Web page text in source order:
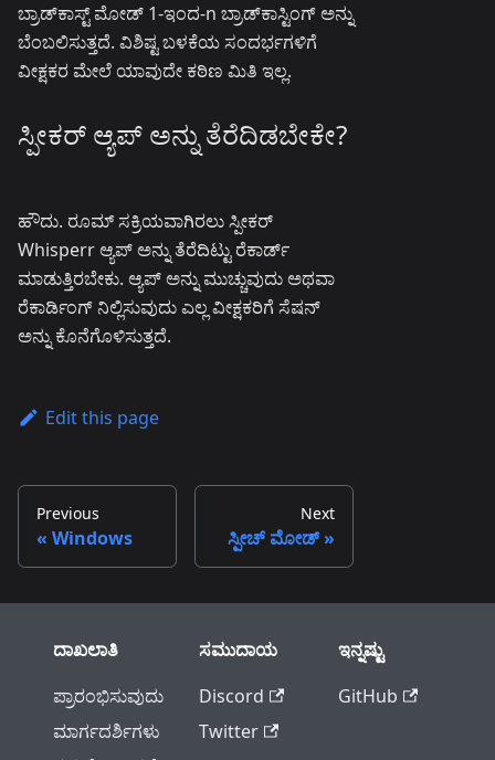
ಬ್ರಾಡ್‌ಕಾಸ್ಟ್ ಮೋಡ್ 1-ಇಂದ-n ಬ್ರಾಡ್‌ಕಾಸ್ಟಿಂಗ್ ಅನ್ನು
ಬೆಂಬಲಿಸುತ್ತದೆ. ವಿಶಿಷ್ಟ ಬಳಕೆಯ ಸಂದರ್ಭಗಳಿಗೆ
ವೀಕ್ಷಕರ ಮೇಲೆ ಯಾವುದೇ ಕಠಿಣ ಮಿತಿ ಇಲ್ಲ.
ಸ್ಪೀಕರ್ ಆ್ಯಪ್ ಅನ್ನು ತೆರೆದಿಡಬೇಕೇ?
ಹೌದು. ರೂಮ್ ಸಕ್ರಿಯವಾಗಿರಲು ಸ್ಪೀಕರ್
Whisperr ಆ್ಯಪ್ ಅನ್ನು ತೆರೆದಿಟ್ಟು ರೆಕಾರ್ಡ್
ಮಾಡುತ್ತಿರಬೇಕು. ಆ್ಯಪ್ ಅನ್ನು ಮುಚ್ಚುವುದು ಅಥವಾ
ರೆಕಾರ್ಡಿಂಗ್ ನಿಲ್ಲಿಸುವುದು ಎಲ್ಲ ವೀಕ್ಷಕರಿಗೆ ಸೆಷನ್
ಅನ್ನು ಕೊನೆಗೊಳಿಸುತ್ತದೆ.
Edit this page
Previous
Windows
Next
ಸ್ಪೀಚ್ ಮೋಡ್
ದಾಖಲಾತಿ
ಪ್ರಾರಂಭಿಸುವುದು
ಮಾರ್ಗದರ್ಶಿಗಳು
ಸಮುದಾಯ
Discord
Twitter
ಇನ್ನಷ್ಟು
GitHub